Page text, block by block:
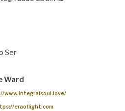
Ser
Ward
www.integralsoul.love/
eraoflight.com